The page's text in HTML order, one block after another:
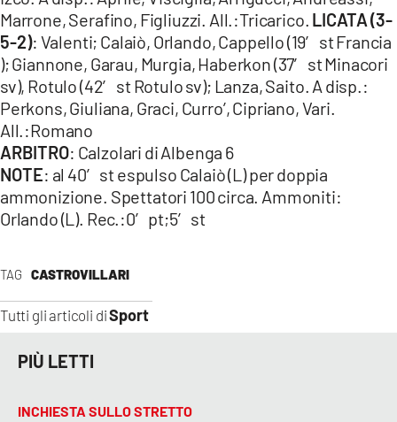
TAG CASTROVILLARI
Tutti gli articoli diSport
Marrone, Serafino, Figliuzzi. All.:Tricarico. LICATA (3-
5-2): Valenti; Calaiò, Orlando, Cappello (19′ st Francia
); Giannone, Garau, Murgia, Haberkon (37′ st Minacori
sv), Rotulo (42′ st Rotulo sv); Lanza, Saito. A disp.:
Perkons, Giuliana, Graci, Curro’, Cipriano, Vari.
All.:Romano
ARBITRO: Calzolari di Albenga 6
NOTE: al 40′ st espulso Calaiò (L) per doppia
ammonizione. Spettatori 100 circa. Ammoniti:
Orlando (L). Rec.:0′ pt;5′ st
PIÙ LETTI
INCHIESTA SULLO STRETTO